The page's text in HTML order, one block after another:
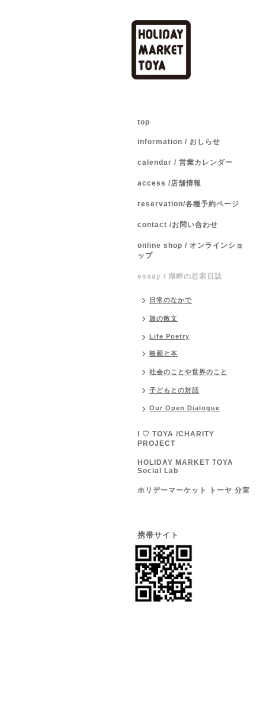
top
information / おしらせ
calendar / 営業カレンダー
access /店舗情報
reservation/各種予約ページ
contact /お問い合わせ
online shop / オンラインショ
ップ
essay / 湖畔の思索日誌
日常のなかで
旅の散文
Life Poetry
映画と本
社会のことや世界のこと
子どもとの対話
Our Open Dialogue
I ♡ TOYA /CHARITY
PROJECT
HOLIDAY MARKET TOYA
Social Lab
ホリデーマーケット トーヤ 分室
携帯サイト